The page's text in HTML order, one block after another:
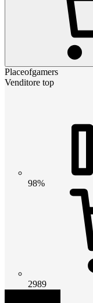
Placeofgamers
Venditore top
98%
2989